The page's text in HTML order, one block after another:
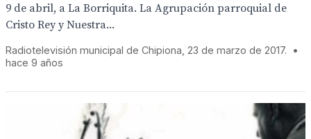
9 de abril, a La Borriquita. La Agrupación parroquial de
Cristo Rey y Nuestra...
Radiotelevisión municipal de Chipiona, 23 de marzo de 2017.
•
hace 9 años